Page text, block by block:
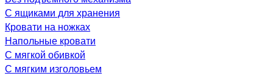
С ящиками для хранения
Кровати на ножках
Напольные кровати
С мягкой обивкой
С мягким изголовьем